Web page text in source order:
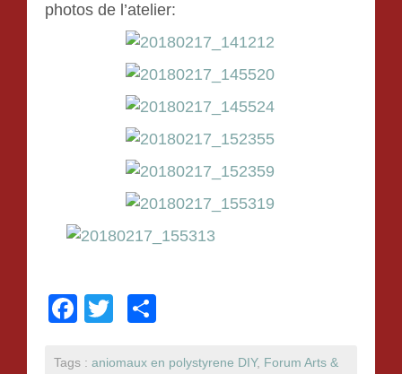
photos de l’atelier:
F
c
tt
ta
Tags : aniomaux en polystyrene DIY, Forum Arts &